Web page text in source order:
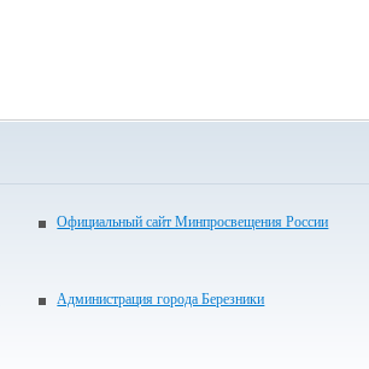
Официальный сайт Минпросвещения России
Администрация города Березники